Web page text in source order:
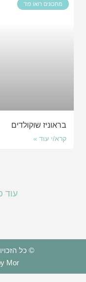
מתכונים רואו פוד
בראוניז שוקולדים
קרא/י עוד »
עוד
© כל
Mor